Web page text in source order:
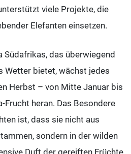
viele Projekte, die
Elefanten einsetzen .
das überwiegend
Wetter bietet, wächst jedes
Herbst – von Mitte Januar bis
heran. Das Besondere
ist, dass sie nicht aus
sondern in der wilden